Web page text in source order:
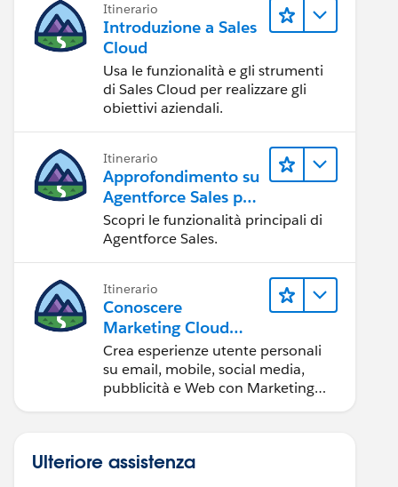
Itinerario
Introduzione a Sales
Cloud
Usa le funzionalità e gli strumenti
di Sales Cloud per realizzare gli
obiettivi aziendali.
Itinerario
Approfondimento su
Agentforce Sales per
gli amministratori
Scopri le funzionalità principali di
Agentforce Sales.
Itinerario
Conoscere
Marketing Cloud
Engagement
Crea esperienze utente personali
su email, mobile, social media,
pubblicità e Web con Marketing
Ulteriore assistenza